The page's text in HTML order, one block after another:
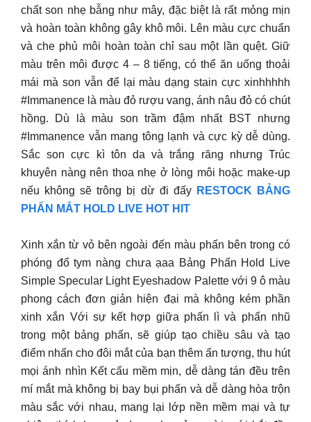
chất son nhẹ bẫng như mây, đặc biệt là rất mỏng mịn
và hoàn toàn không gây khô môi. Lên màu cực chuẩn
và che phủ môi hoàn toàn chỉ sau một lần quệt. Giữ
màu trên môi được 4 – 8 tiếng, có thể ăn uống thoải
mái mà son vẫn để lại màu dạng stain cực xinhhhhh
#Immanence là màu đỏ rượu vang, ánh nâu đỏ có chút
hồng. Dù là màu son trầm đậm nhất BST nhưng
#Immanence vẫn mang tông lạnh và cực kỳ dễ dùng.
Sắc son cực kì tôn da và trắng răng nhưng Trúc
khuyên nàng nên thoa nhẹ ở lòng môi hoặc make-up
nếu không sẽ trông bị dừ đi đấy RESTOCK BẢNG
PHẤN MẮT HOLD LIVE HOT HIT
Xinh xắn từ vỏ bên ngoài đến màu phấn bên trong có
phóng đổ tym nàng chưa ạaa Bảng Phấn Hold Live
Simple Specular Light Eyeshadow Palette với 9 ô màu
phong cách đơn giản hiện đại mà không kém phần
xinh xắn Với sự kết hợp giữa phấn lì và phấn nhũ
trong một bảng phấn, sẽ giúp tạo chiều sâu và tạo
điểm nhấn cho đôi mắt của bạn thêm ấn tượng, thu hút
mọi ánh nhìn Kết cấu mềm mịn, dễ dàng tán đều trên
mí mắt mà không bị bay bụi phấn và dễ dàng hòa trộn
màu sắc với nhau, mang lại lớp nền mềm mại và tự